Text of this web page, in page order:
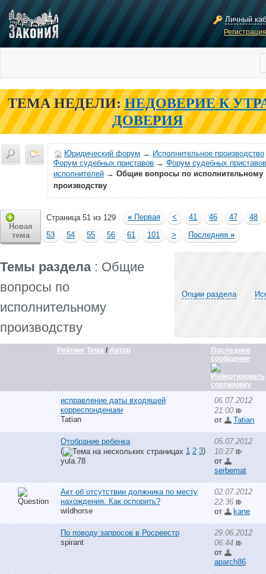
Личный
ТЕМА НЕДЕЛИ: НЕДОВЕРИЕ К
ДОВЕРИЯ
Юридический форум → Исполнительное производство
Форум судебных приставов → Форум судебных
исполнителей → Общие вопросы по исполнительному
производству
Новая
тема
Страница 51 из 129 « Первая < 41 46 47
48
53
54 55 56 61 101 > Последняя »
Темы раздела: Общие
вопросы по
исполнительному
производству
Опции раздела
Рейтинг Тема / Автор
Последнее
сообщение
исправление даты входящей
корреспонденции
Tatian
06.07.2012
21:00
от
Tatian
Отобрание ребенка
(
1 2 3)
yula.78
05.07.2012
10:27
от
serbernat
Акт об отсутствии должника по месту
нахождения. Как оспорить?
wildhorse
02.07.2012
22:36
от
kane
По поводу запросов в Росреестр
spirant
29.06.2012
06:44
от
aparch86